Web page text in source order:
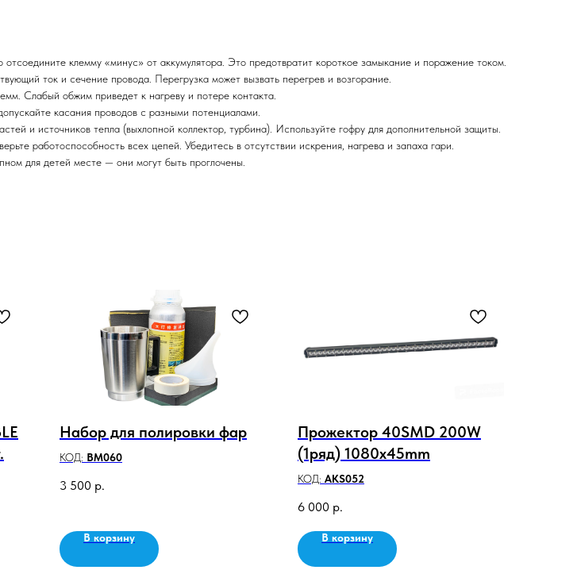
клемму «минус» от аккумулятора. Это предотвратит короткое замыкание и поражение током.
ток и сечение провода. Перегрузка может вызвать перегрев и возгорание.
Слабый обжим приведет к нагреву и потере контакта.
касания проводов с разными потенциалами.
и источников тепла (выхлопной коллектор, турбина). Используйте гофру для дополнительной защиты.
работоспособность всех цепей. Убедитесь в отсутствии искрения, нагрева и запаха гари.
для детей месте — они могут быть проглочены.
Набор для полировки фар
КОД: BM060
3 500 р.
В корзину
Прожектор 40SMD 200W
(1ряд) 1080x45mm
КОД: AKS052
6 000 р.
В корзину